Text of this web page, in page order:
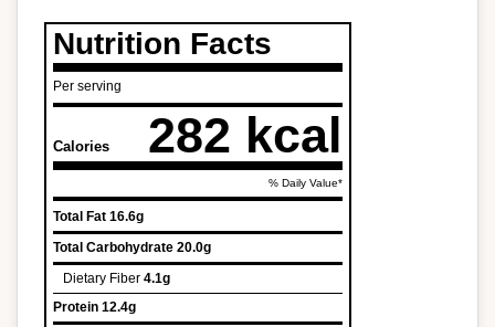
Nutrition Facts
Per serving
Calories 282 kcal
% Daily Value*
Total Fat 16.6g
Total Carbohydrate 20.0g
Dietary Fiber 4.1g
Protein 12.4g